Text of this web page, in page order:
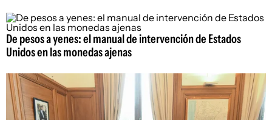
De pesos a yenes: el manual de intervención de Estados
Unidos en las monedas ajenas